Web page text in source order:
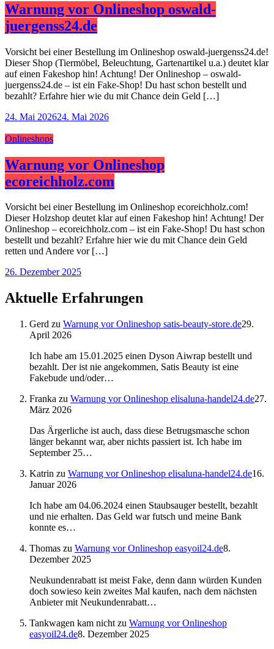
Warnung vor Onlineshop oswald-
juergenss24.de
Vorsicht bei einer Bestellung im Onlineshop oswald-juergenss24.de!
Dieser Shop (Tiermöbel, Beleuchtung, Gartenartikel u.a.) deutet klar
auf einen Fakeshop hin! Achtung! Der Onlineshop – oswald-
juergenss24.de – ist ein Fake-Shop! Du hast schon bestellt und
bezahlt? Erfahre hier wie du mit Chance dein Geld […]
24. Mai 202624. Mai 2026
Onlineshops
Warnung vor Onlineshop
ecoreichholz.com
Vorsicht bei einer Bestellung im Onlineshop ecoreichholz.com!
Dieser Holzshop deutet klar auf einen Fakeshop hin! Achtung! Der
Onlineshop – ecoreichholz.com – ist ein Fake-Shop! Du hast schon
bestellt und bezahlt? Erfahre hier wie du mit Chance dein Geld
retten und Andere vor […]
26. Dezember 2025
Aktuelle Erfahrungen
Gerd zu Warnung vor Onlineshop satis-beauty-store.de29.
April 2026
Ich habe am 15.01.2025 einen Dyson Aiwrap bestellt und
bezahlt. Der ist nie angekommen, Satis Beauty ist eine
Fakebude und/oder…
Franka zu Warnung vor Onlineshop elisaluna-handel24.de27.
März 2026
Das Ärgerliche ist auch, dass diese Betrugsmasche schon
länger bekannt war, aber nichts passiert ist. Ich habe im
September 25…
Katrin zu Warnung vor Onlineshop elisaluna-handel24.de16.
Januar 2026
Ich habe am 04.06.2024 einen Staubsauger bestellt, bezahlt
und nie erhalten. Das Geld war futsch und meine Bank
konnte es…
Thomas zu Warnung vor Onlineshop easyoil24.de8.
Dezember 2025
Neukundenrabatt ist meist Fake, denn dann würden Kunden
doch sowieso kein zweites Mal kaufen, nach dem nächsten
Anbieter mit Neukundenrabatt…
Tankwagen kam nicht zu Warnung vor Onlineshop
easyoil24.de8. Dezember 2025